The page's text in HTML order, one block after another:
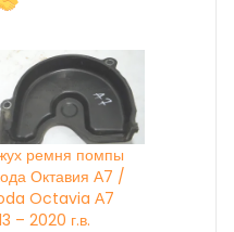
ремня помпы
Октавия А7 /
Octavia А7
– 2020 г.в.